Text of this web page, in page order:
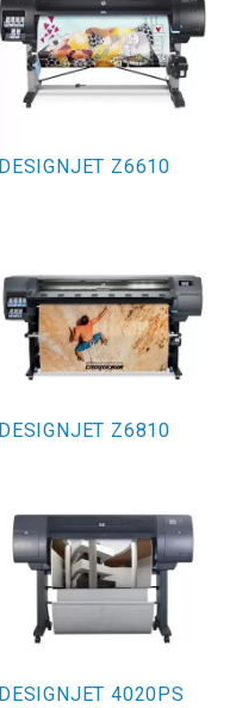
DESIGNJET Z6610
DESIGNJET Z6810
DESIGNJET 4020PS